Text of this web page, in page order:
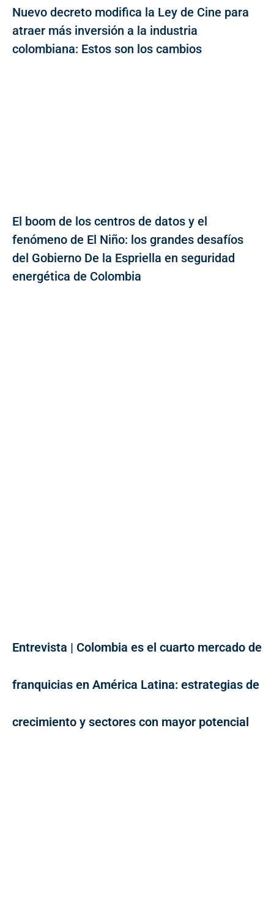
Nuevo decreto modifica la Ley de Cine para
atraer más inversión a la industria
colombiana: Estos son los cambios
El boom de los centros de datos y el
fenómeno de El Niño: los grandes desafíos
del Gobierno De la Espriella en seguridad
energética de Colombia
Entrevista | Colombia es el cuarto mercado de
franquicias en América Latina: estrategias de
crecimiento y sectores con mayor potencial